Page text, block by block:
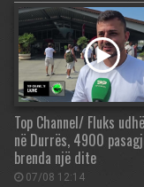
Top Channel/ Fluks
në Durrës, 4900
brenda një dite
07/08 12:14